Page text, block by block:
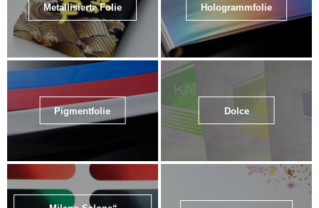
Metallisierte Folie Hologrammfolie
Pigmentfolie Dolce